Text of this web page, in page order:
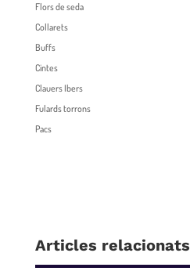
Flors de seda
Collarets
Buffs
Cintes
Clauers Ibers
Fulards torrons
Pacs
Articles relacionats